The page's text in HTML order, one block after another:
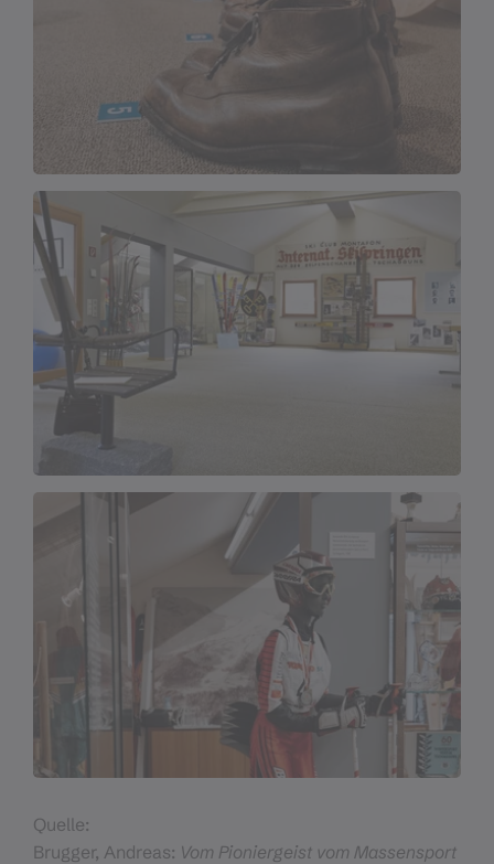
Quelle:
Brugger, Andreas: Vom Pioniergeist vom Massensport